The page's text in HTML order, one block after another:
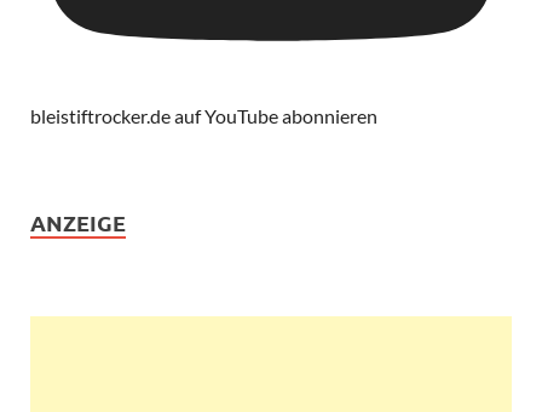
bleistiftrocker.de auf YouTube abonnieren
ANZEIGE